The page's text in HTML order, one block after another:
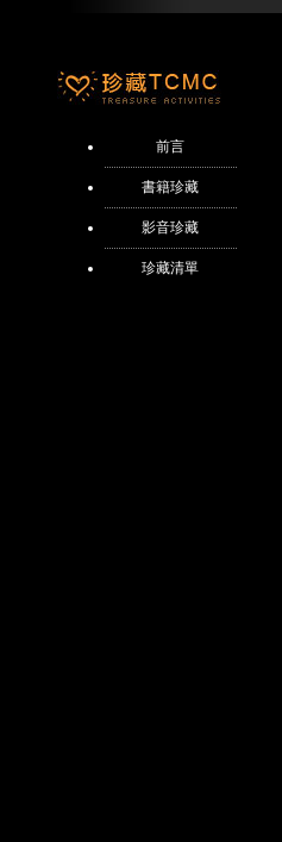
前言
書籍珍藏
影音珍藏
珍藏清單